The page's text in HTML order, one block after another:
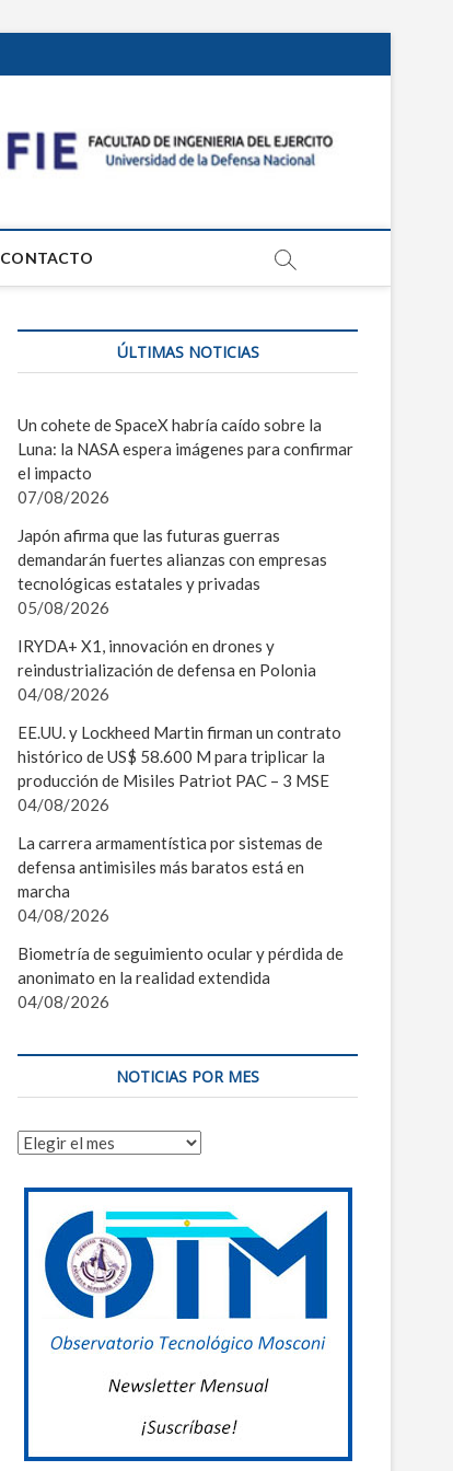
Grl
CONTACTO
ÚLTIMAS NOTICIAS
Un cohete de SpaceX habría caído sobre la
Luna: la NASA espera imágenes para confirmar
el impacto
07/08/2026
Japón afirma que las futuras guerras
demandarán fuertes alianzas con empresas
tecnológicas estatales y privadas
05/08/2026
IRYDA+ X1, innovación en drones y
reindustrialización de defensa en Polonia
04/08/2026
EE.UU. y Lockheed Martin firman un contrato
histórico de US$ 58.600 M para triplicar la
producción de Misiles Patriot PAC – 3 MSE
04/08/2026
La carrera armamentística por sistemas de
defensa antimisiles más baratos está en
marcha
04/08/2026
Biometría de seguimiento ocular y pérdida de
anonimato en la realidad extendida
04/08/2026
NOTICIAS POR MES
Noticias
mes